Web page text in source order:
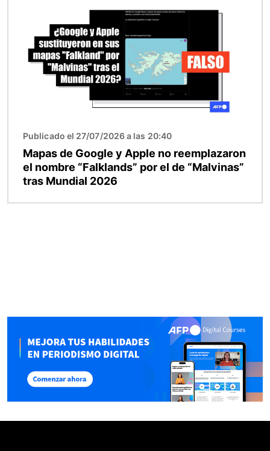
Publicado el 27/07/2026 a las 20:40
Mapas de Google y Apple no reemplazaron
el nombre “Falklands” por el de “Malvinas”
tras Mundial 2026